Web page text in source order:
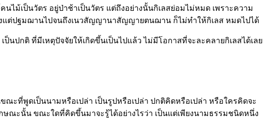
นไม้เป็นวัตร อยู่ป่าช้าเป็นวัตร แต่ถึงอย่างนั้นกิเลสย่อมไม่หมด เพราะความ
แต่ปฐมฌานไปจนถึงเนวสัญญานาสัญญายตนฌาน ก็ไม่ทำให้กิเลส หมดไปได้
นปกติ ที่มีเหตุปัจจัยให้เกิดขึ้นเป็นไปแล้ว ไม่มีโอกาสที่จะละคลายกิเลสได้เลย
ที่พูดเป็นนามหรือเปล่า เป็นรูปหรือเปล่า ปกติคิดหรือเปล่า หรือใครคิดจะ
ณะนั้น ขณะใดที่คิดขึ้นมาจะรู้ได้อย่างไรว่า เป็นแต่เพียงนามธรรมชนิดหนึ่ง